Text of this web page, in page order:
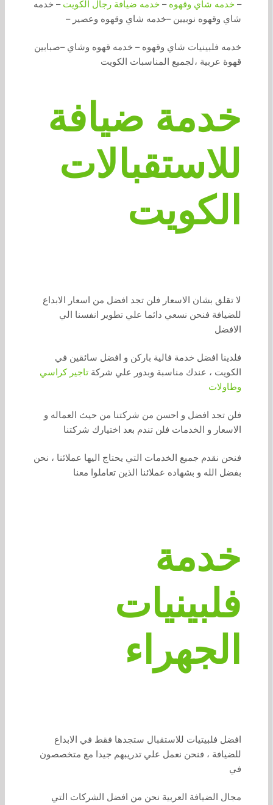
– خدمه شاي وقهوه –خدمه ضيافة رجال الكويت – خدمه
شاي وقهوه نوبيين –خدمه شاي وقهوه وعصير –
خدمه فلبينيات شاي وقهوه – خدمه قهوه وشاي –صبابين
قهوة عربية ،لجميع المناسبات الكويت
خدمة ضيافة
للاستقبالات
الكويت
لا تقلق بشان الاسعار فلن تجد افضل من اسعار الابداع
للضيافة فنحن نسعي دائما علي تطوير انفسنا الي
الافضل
فلدينا افضل خدمة فالية باركن و افضل سائقين في
الكويت ، عندك مناسبة وبدور علي شركة تاجير كراسي
وطاولات
فلن تجد افضل و احسن من شركتنا من حيث العماله و
الاسعار و الخدمات فلن تندم بعد اختيارك شركتنا
فنحن نقدم جميع الخدمات التي يحتاج اليها عملائنا ، نحن
بفضل الله و بشهاده عملائنا الذين تعاملوا معنا
خدمة
فلبينيات
الجهراء
افضل فلبيتيات للاستقبال ستجدها فقط في الابداع
للضيافة ، فنحن نعمل علي تدريبهم جيدا مع متخصصون
في
مجال الضيافة العربية نحن من افضل الشركات التي